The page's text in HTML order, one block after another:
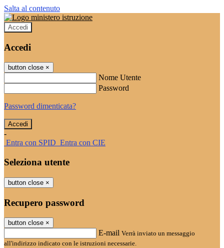
Salta al contenuto
Accedi
Accedi
button close ×
Nome Utente
Password
Password dimenticata?
-
Entra con SPID Entra con CIE
Seleziona utente
button close ×
Recupero password
button close ×
E-mail Verrà inviato un messaggio
all'indirizzo indicato con le istruzioni necessarie.